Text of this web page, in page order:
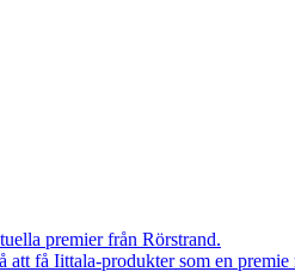
premier från Rörstrand.
få Iittala-produkter som en